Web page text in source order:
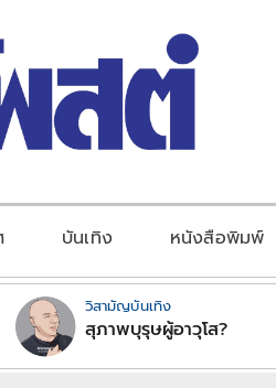
บันเทิง หนังสือพิมพ์
วิสามัญบันเทิง
สุภาพบุรุษผู้อาวุโส?